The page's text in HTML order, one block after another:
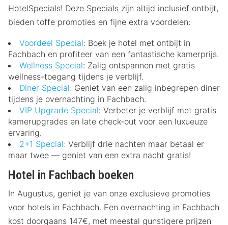
HotelSpecials! Deze Specials zijn altijd inclusief ontbijt,
bieden toffe promoties en fijne extra voordelen:
Voordeel Special: Boek je hotel met ontbijt in
Fachbach en profiteer van een fantastische kamerprijs.
Wellness Special: Zalig ontspannen met gratis
wellness-toegang tijdens je verblijf.
Diner Special: Geniet van een zalig inbegrepen diner
tijdens je overnachting in Fachbach.
VIP Upgrade Special: Verbeter je verblijf met gratis
kamerupgrades en late check-out voor een luxueuze
ervaring.
2+1 Special: Verblijf drie nachten maar betaal er
maar twee — geniet van een extra nacht gratis!
Hotel in Fachbach boeken
In Augustus, geniet je van onze exclusieve promoties
voor hotels in Fachbach. Een overnachting in Fachbach
kost doorgaans 147€, met meestal gunstigere prijzen